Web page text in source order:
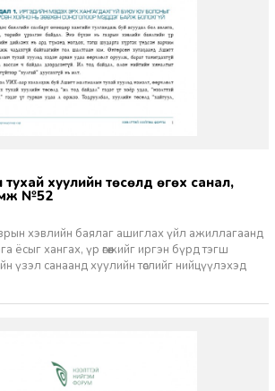
№52
хэвлийн баялаг ашиглах үйл ажиллагаанд
ёсыг хангах, үр өгөөжийг иргэн бүрд тэгш
үзэл санаанд хуулийн төслийг нийцүүлэхэд